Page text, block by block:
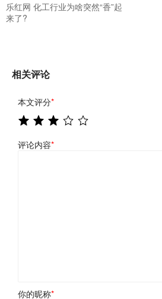
乐红网 化工行业为啥突然“香”起
来了?
相关评论
本文评分*
评论内容*
你的昵称*